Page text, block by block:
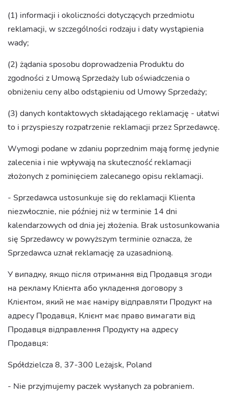
(1) informacji i okoliczności dotyczących przedmiotu
reklamacji, w szczególności rodzaju i daty wystąpienia
wady;
(2) żądania sposobu doprowadzenia Produktu do
zgodności z Umową Sprzedaży lub oświadczenia o
obniżeniu ceny albo odstąpieniu od Umowy Sprzedaży;
(3) danych kontaktowych składającego reklamację - ułatwi
to i przyspieszy rozpatrzenie reklamacji przez Sprzedawcę.
Wymogi podane w zdaniu poprzednim mają formę jedynie
zalecenia i nie wpływają na skuteczność reklamacji
złożonych z pominięciem zalecanego opisu reklamacji.
- Sprzedawca ustosunkuje się do reklamacji Klienta
niezwłocznie, nie później niż w terminie 14 dni
kalendarzowych od dnia jej złożenia. Brak ustosunkowania
się Sprzedawcy w powyższym terminie oznacza, że
Sprzedawca uznał reklamację za uzasadnioną.
У випадку, якщо після отримання від Продавця згоди
на рекламу Клієнта або укладення договору з
Клієнтом, який не має наміру відправляти Продукт на
адресу Продавця, Клієнт має право вимагати від
Продавця відправлення Продукту на адресу
Продавця:
Spółdzielcza 8, 37-300 Leżajsk, Poland
- Nie przyjmujemy paczek wysłanych za pobraniem.